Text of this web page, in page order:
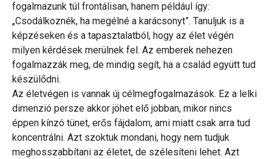
fogalmazunk túl frontálisan, hanem például így:
„Csodálkoznék, ha megélné a karácsonyt”. Tanuljuk is a
képzéseken és a tapasztalatból, hogy az élet végén
milyen kérdések merülnek fel. Az emberek nehezen
fogalmazzák meg, de mindig segít, ha a család együtt tud
készülődni.
Az életvégen is vannak új célmegfogalmazások. Ez a lelki
dimenzió persze akkor jöhet elő jobban, mikor nincs
éppen kínzó tünet, erős fájdalom, ami miatt csak arra tud
koncentrálni. Azt szoktuk mondani, hogy nem tudjuk
meghosszabbítani az életet, de szélesíteni lehet. Azt